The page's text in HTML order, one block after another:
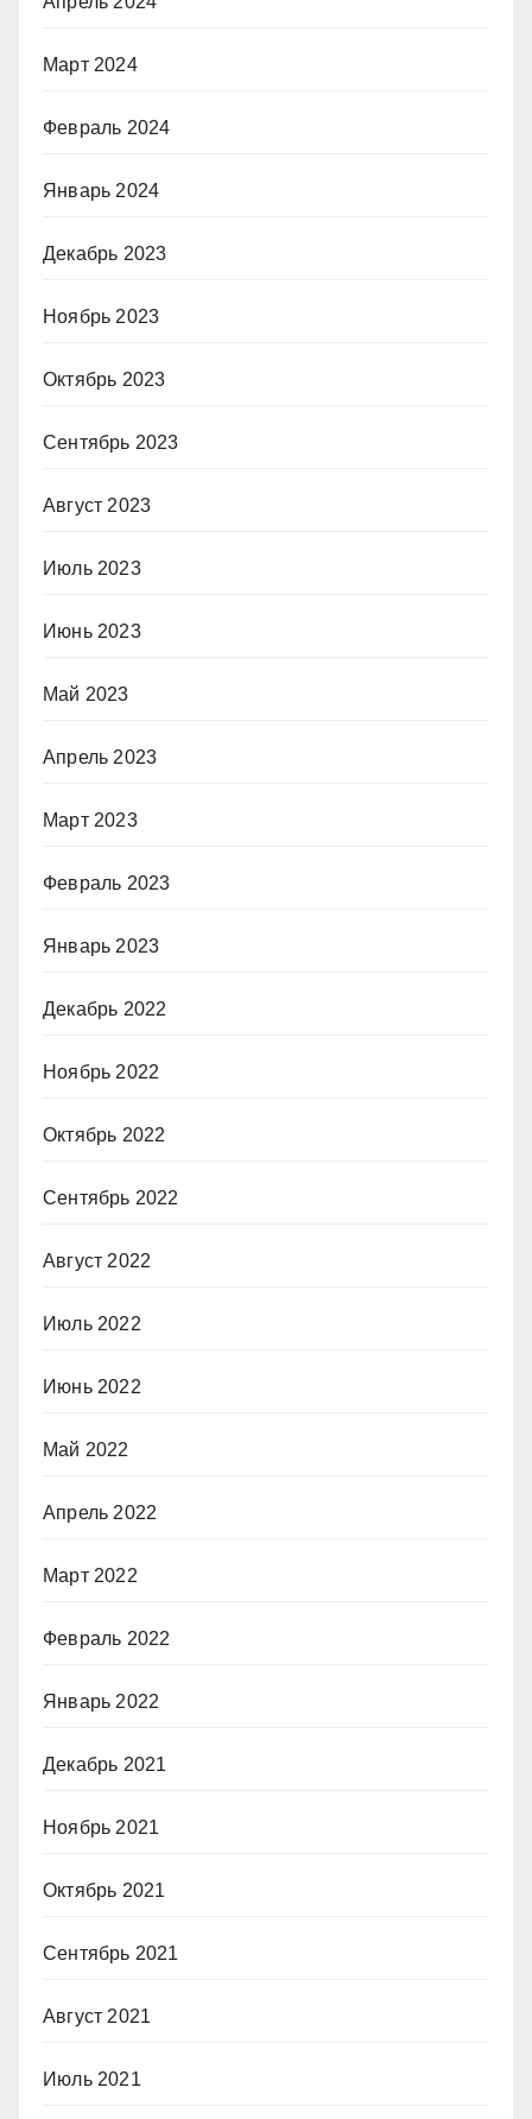
Март 2024
Февраль 2024
Январь 2024
Декабрь 2023
Ноябрь 2023
Октябрь 2023
Сентябрь 2023
Август 2023
Июль 2023
Июнь 2023
Май 2023
Апрель 2023
Март 2023
Февраль 2023
Январь 2023
Декабрь 2022
Ноябрь 2022
Октябрь 2022
Сентябрь 2022
Август 2022
Июль 2022
Июнь 2022
Май 2022
Апрель 2022
Март 2022
Февраль 2022
Январь 2022
Декабрь 2021
Ноябрь 2021
Октябрь 2021
Сентябрь 2021
Август 2021
Июль 2021